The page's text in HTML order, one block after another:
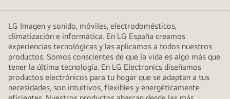
LG Imagen y sonido, móviles, electrodomésticos,
climatización e informática. En LG España creamos
experiencias tecnológicas y las aplicamos a todos nuestros
productos. Somos conscientes de que la vida es algo más que
tener la última tecnología. En LG Electronics diseñamos
productos electrónicos para tu hogar que se adaptan a tus
necesidades, son intuitivos, flexibles y energéticamente